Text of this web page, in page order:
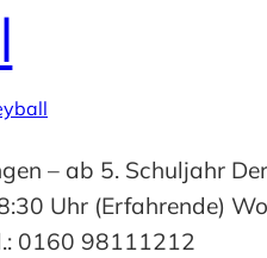
– ab 5. Schuljahr
Uhr (Erfahrende)
0160 98111212